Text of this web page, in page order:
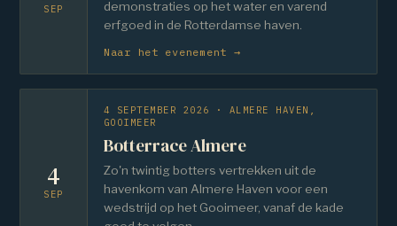
SEP
demonstraties op het water en varend
erfgoed in de Rotterdamse haven.
Naar het evenement →
4
SEP
4 SEPTEMBER 2026 · ALMERE HAVEN,
GOOIMEER
Botterrace Almere
Zo'n twintig botters vertrekken uit de
havenkom van Almere Haven voor een
wedstrijd op het Gooimeer, vanaf de kade